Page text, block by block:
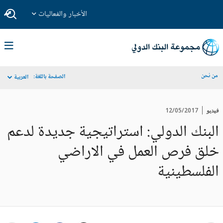
الأخبار والفعاليات
من نحن الصفحة باللغة: العربية
فيديو 12/05/2017
البنك الدولي: استراتيجية جديدة لدعم
خلق فرص العمل في الاراضي
الفلسطينية